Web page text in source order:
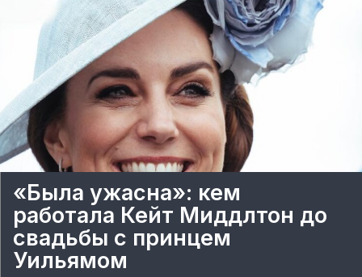
«Была ужасна»: кем
работала Кейт Миддлтон до
свадьбы с принцем
Уильямом